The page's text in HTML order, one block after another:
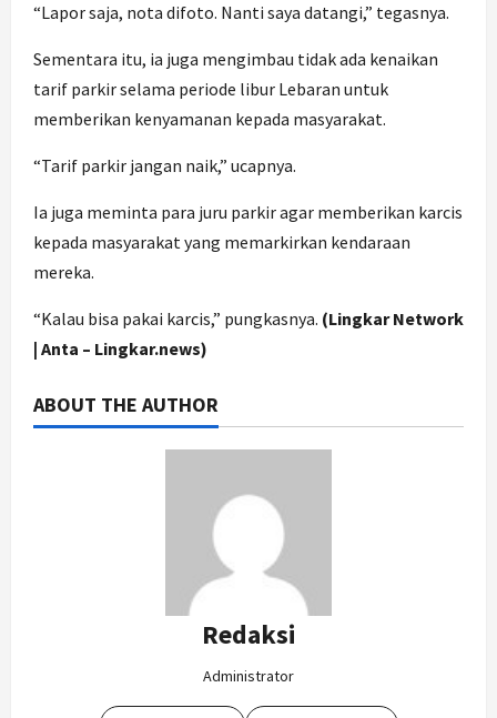
“Lapor saja, nota difoto. Nanti saya datangi,” tegasnya.
Sementara itu, ia juga mengimbau tidak ada kenaikan
tarif parkir selama periode libur Lebaran untuk
memberikan kenyamanan kepada masyarakat.
“Tarif parkir jangan naik,” ucapnya.
Ia juga meminta para juru parkir agar memberikan karcis
kepada masyarakat yang memarkirkan kendaraan
mereka.
“Kalau bisa pakai karcis,” pungkasnya. (Lingkar Network
| Anta – Lingkar.news)
ABOUT THE AUTHOR
Redaksi
Administrator